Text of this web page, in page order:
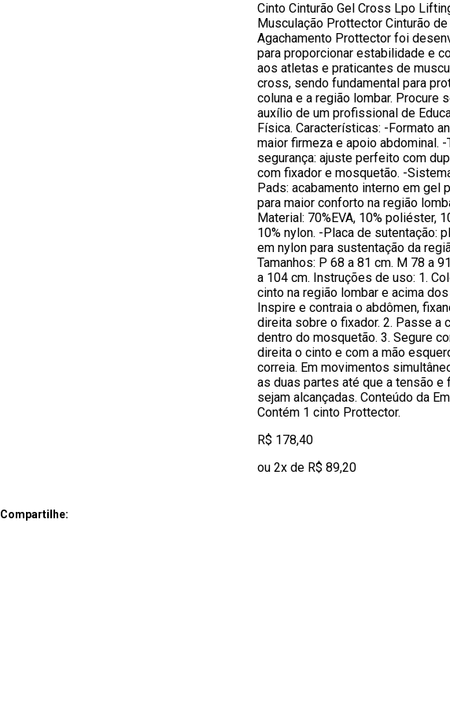
Cinto Cinturão Gel Cross Lpo
Musculação Prottector Cinturão de
Agachamento Prottector foi
para proporcionar estabilidade e
aos atletas e praticantes de
cross, sendo fundamental para
coluna e a região lombar. Procure
auxílio de um profissional de
Física. Características: -Formato
maior firmeza e apoio abdominal. -
segurança: ajuste perfeito com
com fixador e mosquetão. -
Pads: acabamento interno em gel
para maior conforto na região
Material: 70%EVA, 10% poliéster,
10% nylon. -Placa de sutentação:
em nylon para sustentação da
Tamanhos: P 68 a 81 cm. M 78 a
a 104 cm. Instruções de uso: 1.
cinto na região lombar e acima
Inspire e contraia o abdômen,
direita sobre o fixador. 2. Passe a
dentro do mosquetão. 3. Segure
direita o cinto e com a mão
correia. Em movimentos
as duas partes até que a tensão e
sejam alcançadas. Conteúdo da
Contém 1 cinto Prottector.
R$ 178,40
ou 2x de R$ 89,20
Compartilhe: